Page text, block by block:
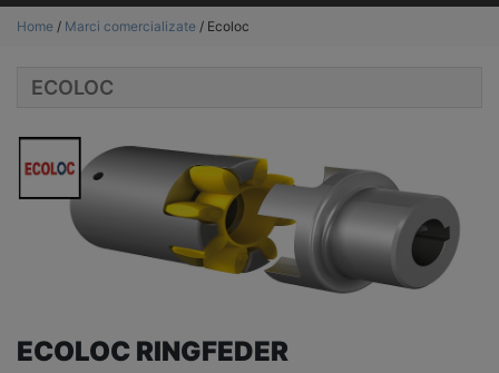
Home / Marci comercializate / Ecoloc
ECOLOC
ECOLOC RINGFEDER